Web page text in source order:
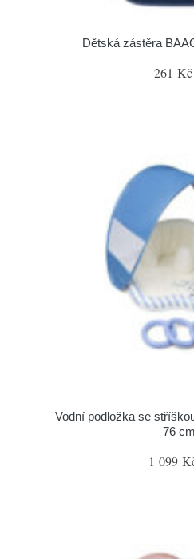
Dětská zástěra
261 Kč
Vodní podložka se
76 cm
1 099